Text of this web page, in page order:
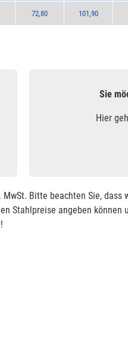
72,80 101,90
Sie
Hier
Bitte beachten Sie, dass
Stahlpreise angeben